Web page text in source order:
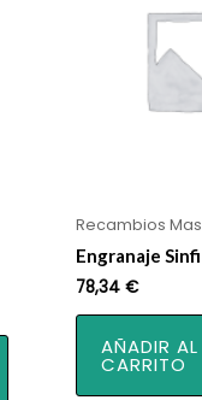
Recambios
Engranaje
78,34€
AÑADIR AL
CARRITO